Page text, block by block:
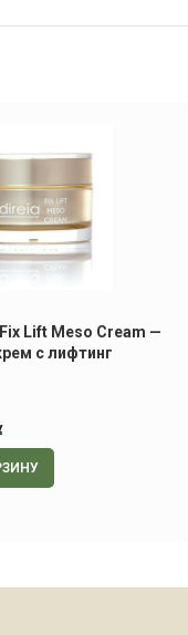
Fix Lift Meso Cream —
с лифтинг